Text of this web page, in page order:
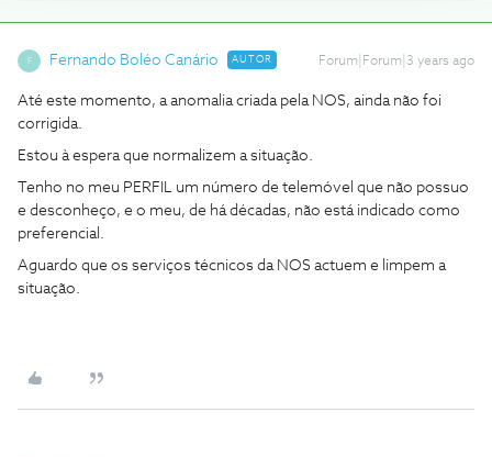
F Fernando Boléo Canário AUTOR Forum|Forum|3 years ago
Até este momento, a anomalia criada pela NOS, ainda não foi
corrigida.
Estou à espera que normalizem a situação.
Tenho no meu PERFIL um número de telemóvel que não possuo
e desconheço, e o meu, de há décadas, não está indicado como
preferencial.
Aguardo que os serviços técnicos da NOS actuem e limpem a
situação.